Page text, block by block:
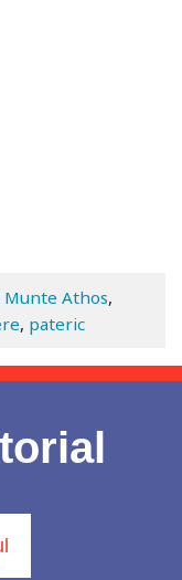
Munte Athos,
, pateric